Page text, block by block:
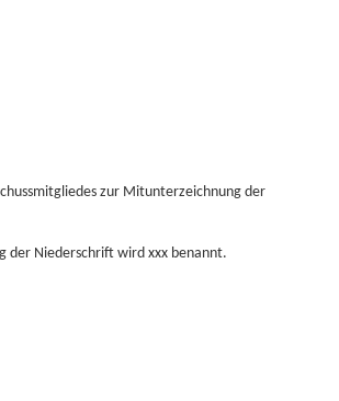
zur Mitunterzeichnung der
der Niederschrift wird xxx benannt.